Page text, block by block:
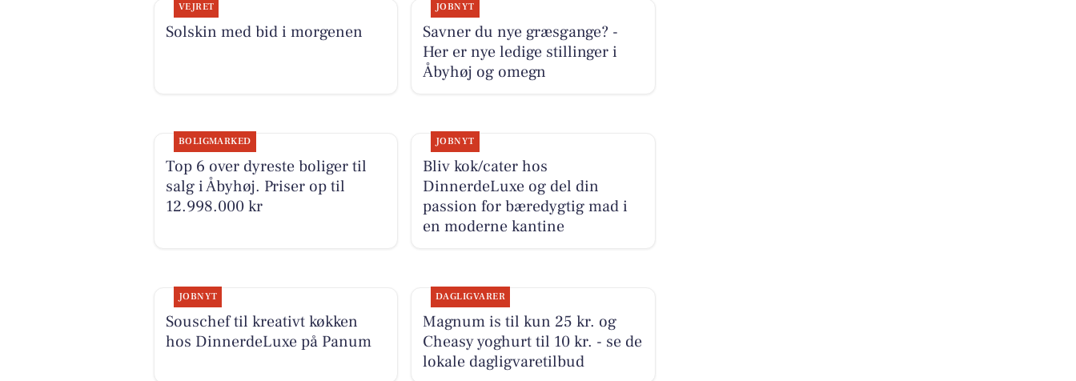
VEJRET
Solskin med bid i morgenen
JOBNYT
Savner du nye græsgange? -
Her er nye ledige stillinger i
Åbyhøj og omegn
BOLIGMARKED
Top 6 over dyreste boliger til
salg i Åbyhøj. Priser op til
12.998.000 kr
JOBNYT
Bliv kok/cater hos
DinnerdeLuxe og del din
passion for bæredygtig mad i
en moderne kantine
JOBNYT
Souschef til kreativt køkken
hos DinnerdeLuxe på Panum
DAGLIGVARER
Magnum is til kun 25 kr. og
Cheasy yoghurt til 10 kr. - se de
lokale dagligvaretilbud